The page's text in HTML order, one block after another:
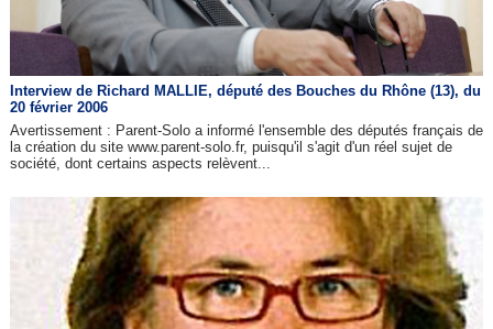
Interview de Richard MALLIE, député des Bouches du Rhône (13), du
20 février 2006
Avertissement : Parent-Solo a informé l'ensemble des députés français de
la création du site www.parent-solo.fr, puisqu'il s'agit d'un réel sujet de
société, dont certains aspects relèvent...